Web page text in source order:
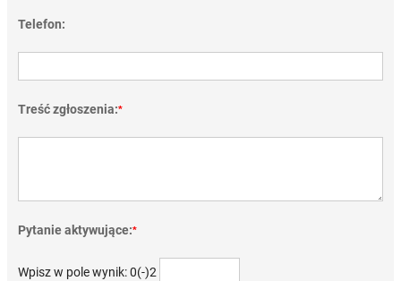
Telefon:
Treść zgłoszenia:*
Pytanie aktywujące:*
Wpisz w pole wynik: 0(-)2